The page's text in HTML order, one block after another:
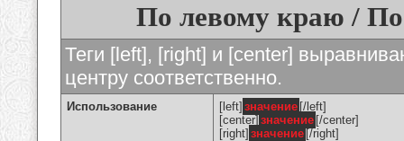
По левому краю /
Теги [left], [right] и [center]
центру соответственно.
Использование [left] значение [/left]
[center] значение [/center]
[right] значение [/right]